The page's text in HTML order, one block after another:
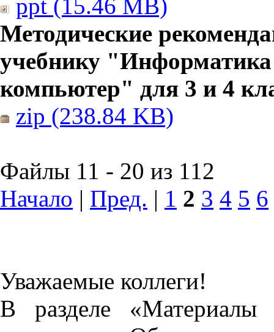
ppt (15.46 MB)
Методические
учебнику
компьютер" для 3 и 4
zip (238.84 KB)
Файлы 11 - 20 из 112
Начало | Пред. | 1 2 3 4 5 6
Уважаемые коллеги!
В разделе «Материалы